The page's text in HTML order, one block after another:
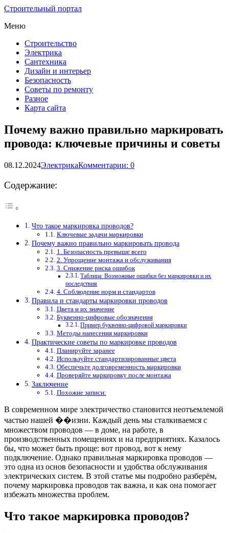
Строительный портал
Меню
Строительство
Электрика
Сантехника
Дизайн и интерьер
Безопасность
Советы по ремонту
Разное
Карта сайта
Почему важно правильно маркировать
провода: ключевые причины и советы
08.12.2024ЭлектрикаКомментарии: 0
Содержание:
Что такое маркировка проводов?
Ключевые задачи маркировки
Почему важно правильно маркировать провода
1. Безопасность превыше всего
2. Упрощение монтажа и обслуживания
3. Снижение риска ошибок
Таблица: Возможные ошибки без маркировки и их
последствия
4. Соблюдение норм и стандартов
Правила и стандарты маркировки проводов
Цвета и их значение
Буквенно-цифровые обозначения
Пример буквенно-цифровой маркировки
Методы нанесения маркировки
Практические советы по маркировке проводов
Планируйте заранее
Используйте стандартизированные цвета
Обеспечьте долговременность маркировки
Проверяйте маркировку после монтажа
Заключение
Похожие записи:
В современном мире электричество становится неотъемлемой
частью нашей ��изни. Каждый день мы сталкиваемся с
множеством проводов — в доме, на работе, в
производственных помещениях и на предприятиях. Казалось
бы, что может быть проще: вот провод, вот к нему
подключение. Однако правильная маркировка проводов —
это одна из основ безопасности и удобства обслуживания
электрических систем. В этой статье мы подробно разберём,
почему маркировка проводов так важна, и как она помогает
избежать множества проблем.
Что такое маркировка проводов?